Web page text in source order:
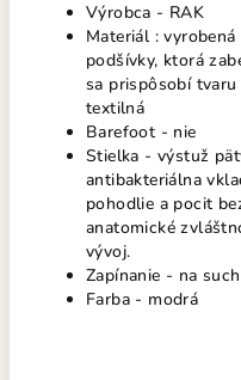
Výrobca - RAK
Materiál :
podšívky, ktorá
sa prispôsobí
textilná
Barefoot - nie
Stielka - výstuž
antibakteriálna
pohodlie a pocit
anatomické
vývoj.
Zapínanie - na
Farba - modrá